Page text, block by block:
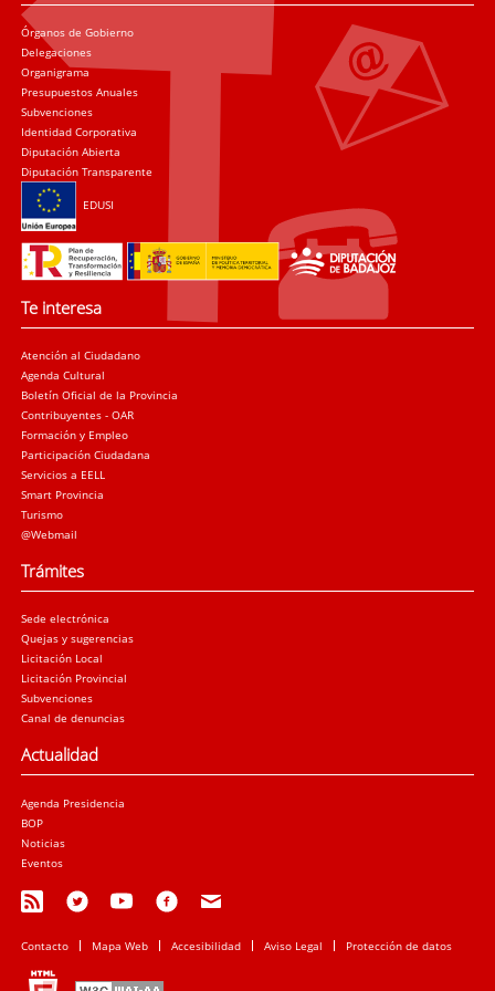
Órganos de Gobierno
Delegaciones
Organigrama
Presupuestos Anuales
Subvenciones
Identidad Corporativa
Diputación Abierta
Diputación Transparente
EDUSI
Te interesa
Atención al Ciudadano
Agenda Cultural
Boletín Oficial de la Provincia
Contribuyentes - OAR
Formación y Empleo
Participación Ciudadana
Servicios a EELL
Smart Provincia
Turismo
@Webmail
Trámites
Sede electrónica
Quejas y sugerencias
Licitación Local
Licitación Provincial
Subvenciones
Canal de denuncias
Actualidad
Agenda Presidencia
BOP
Noticias
Eventos
Contacto Mapa Web Accesibilidad Aviso Legal Protección de datos